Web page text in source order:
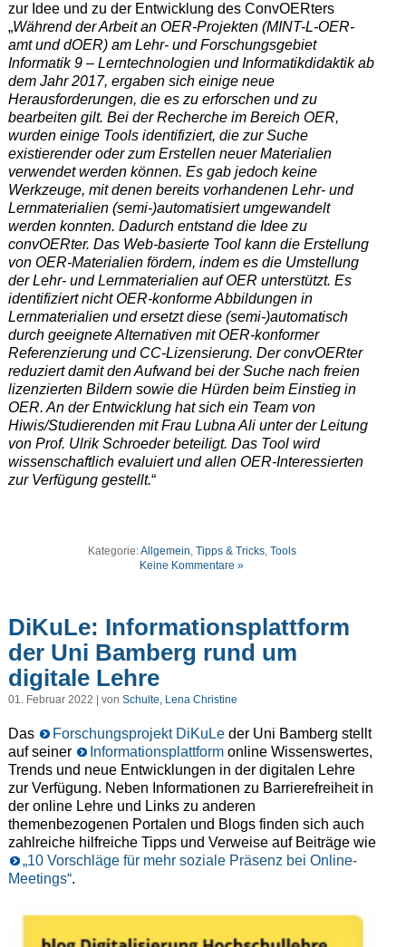
zur Idee und zu der Entwicklung des ConvOERters
„Während der Arbeit an OER-Projekten (MINT-L-OER-
amt und dOER) am Lehr- und Forschungsgebiet
Informatik 9 – Lerntechnologien und Informatikdidaktik ab
dem Jahr 2017, ergaben sich einige neue
Herausforderungen, die es zu erforschen und zu
bearbeiten gilt. Bei der Recherche im Bereich OER,
wurden einige Tools identifiziert, die zur Suche
existierender oder zum Erstellen neuer Materialien
verwendet werden können. Es gab jedoch keine
Werkzeuge, mit denen bereits vorhandenen Lehr- und
Lernmaterialien (semi-)automatisiert umgewandelt
werden konnten. Dadurch entstand die Idee zu
convOERter. Das Web-basierte Tool kann die Erstellung
von OER-Materialien fördern, indem es die Umstellung
der Lehr- und Lernmaterialien auf OER unterstützt. Es
identifiziert nicht OER-konforme Abbildungen in
Lernmaterialien und ersetzt diese (semi-)automatisch
durch geeignete Alternativen mit OER-konformer
Referenzierung und CC-Lizensierung. Der convOERter
reduziert damit den Aufwand bei der Suche nach freien
lizenzierten Bildern sowie die Hürden beim Einstieg in
OER. An der Entwicklung hat sich ein Team von
Hiwis/Studierenden mit Frau Lubna Ali unter der Leitung
von Prof. Ulrik Schroeder beteiligt. Das Tool wird
wissenschaftlich evaluiert und allen OER-Interessierten
zur Verfügung gestellt.“
Kategorie:Allgemein, Tipps & Tricks, Tools
Keine Kommentare »
DiKuLe: Informationsplattform
der Uni Bamberg rund um
digitale Lehre
01. Februar 2022 | von Schulte, Lena Christine
Das Forschungsprojekt DiKuLeder Uni Bamberg stellt
auf seiner
Informationsplattformonline Wissenswertes,
Trends und neue Entwicklungen in der digitalen Lehre
zur Verfügung. Neben Informationen zu Barrierefreiheit in
der online Lehre und Links zu anderen
themenbezogenen Portalen und Blogs finden sich auch
zahlreiche hilfreiche Tipps und Verweise auf Beiträge wie
„10 Vorschläge für mehr soziale Präsenz bei Online-
Meetings“.